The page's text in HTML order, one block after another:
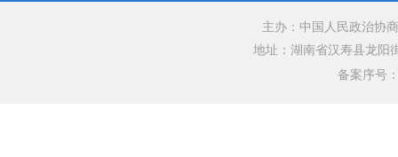
主办：中国人民政治协
地址：湖南省汉寿县龙
备案序号